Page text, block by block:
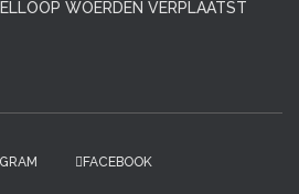
WOERDEN VERPLAATST
FACEBOOK